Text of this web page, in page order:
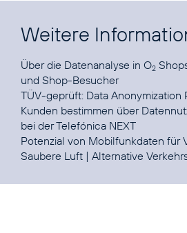
Weitere
Über die Datenanalyse in O2
und Shop-Besucher
TÜV-geprüft: Data Anonymization
Kunden bestimmen über
bei der Telefónica NEXT
Potenzial von Mobilfunkdaten für
Saubere Luft | Alternative